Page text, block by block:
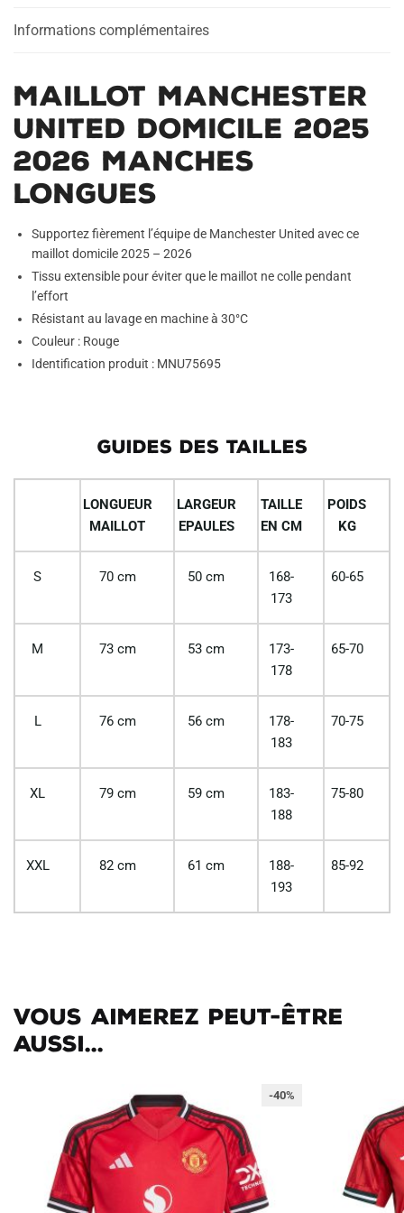
Longues
Informations complémentaires
Maillot Manchester
United Domicile 2025
2026 Manches
Longues
Supportez fièrement l’équipe de Manchester United avec ce
maillot domicile 2025 – 2026
Tissu extensible pour éviter que le maillot ne colle pendant
l’effort
Résistant au lavage en machine à 30°C
Couleur : Rouge
Identification produit : MNU75695
GUIDES DES TAILLES
LONGUEUR
MAILLOT
LARGEUR
EPAULES
TAILLE
EN CM
POIDS
KG
S 70 cm 50 cm
168-
173
60-65
M 73 cm 53 cm
173-
178
65-70
L 76 cm 56 cm
178-
183
70-75
XL 79 cm 59 cm
183-
188
75-80
XXL 82 cm 61 cm
188-
193
85-92
Vous aimerez peut-être
aussi...
-40%